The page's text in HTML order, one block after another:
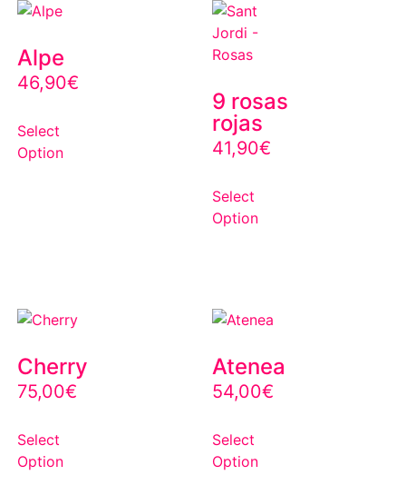
Alpe
46,90€
Select
Option
9 rosas
rojas
41,90€
Select
Option
Cherry
75,00€
Select
Option
Atenea
54,00€
Select
Option